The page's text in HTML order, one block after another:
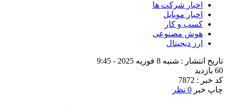
اخبار شرکت ها
اخبار موبایل
کسب و کار
هوش مصنوعی
ارز دیجیتال
تاریخ انتشار : شنبه 8 فوریه 2025 - 9:45
60 بازدید
کد خبر : 7872
چاپ خبر 0 نظر